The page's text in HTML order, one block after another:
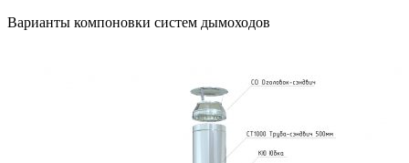
Варианты компоновки систем дымоходов